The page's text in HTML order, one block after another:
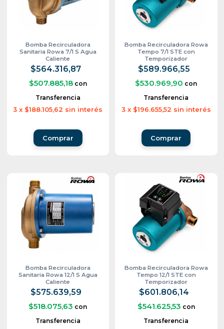
Bomba Recirculadora
Sanitaria Rowa 7/1 S Agua
Caliente
$564.316,87
$507.885,18 con
Transferencia
3 x $188.105,62 sin interés
Bomba Recirculadora Rowa
Tempo 7/1 STE con
Temporizador
$589.966,55
$530.969,90 con
Transferencia
3 x $196.655,52 sin interés
Bomba Recirculadora
Sanitaria Rowa 12/1 S Agua
Caliente
$575.639,59
$518.075,63 con
Transferencia
Bomba Recirculadora Rowa
Tempo 12/1 STE con
Temporizador
$601.806,14
$541.625,53 con
Transferencia